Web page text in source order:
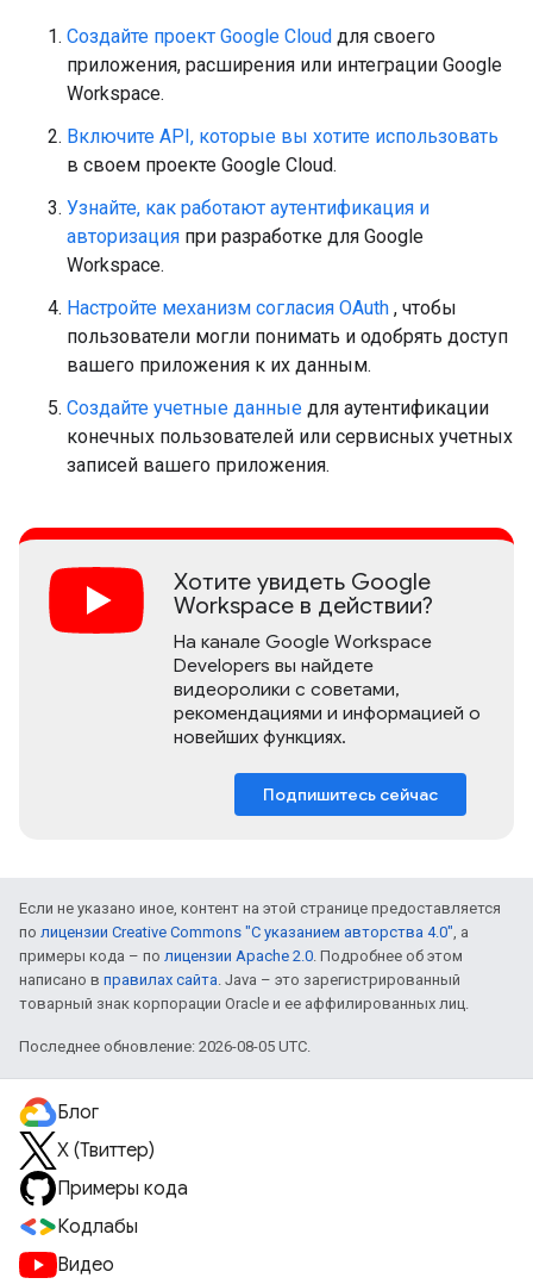
Создайте проект Google Cloud для своего
приложения, расширения или интеграции Google
Workspace.
Включите API, которые вы хотите использовать
в своем проекте Google Cloud.
Узнайте, как работают аутентификация и
авторизация при разработке для Google
Workspace.
Настройте механизм согласия OAuth , чтобы
пользователи могли понимать и одобрять доступ
вашего приложения к их данным.
Создайте учетные данные для аутентификации
конечных пользователей или сервисных учетных
записей вашего приложения.
Хотите увидеть Google
Workspace в действии?
На канале Google Workspace
Developers вы найдете
видеоролики с советами,
рекомендациями и информацией о
новейших функциях.
Подпишитесь сейчас
Если не указано иное, контент на этой странице предоставляется
по лицензии Creative Commons "С указанием авторства 4.0", а
примеры кода – по лицензии Apache 2.0. Подробнее об этом
написано в правилах сайта. Java – это зарегистрированный
товарный знак корпорации Oracle и ее аффилированных лиц.
Последнее обновление: 2026-08-05 UTC.
Блог
X (Твиттер)
Примеры кода
Кодлабы
Видео